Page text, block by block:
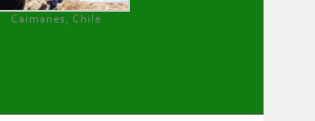
Caimanes, Chile